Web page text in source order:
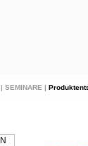
SEMINARE |